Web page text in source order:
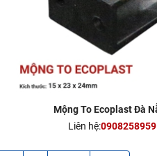
Mộng To Ecoplast Đà
Liên hệ:0908258959